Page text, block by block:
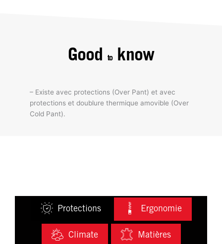
Good toknow
– Existe avec protections (Over Pant) et avec
protections et doublure thermique amovible (Over
Cold Pant).
Protections Ergonomie
Climate Matières